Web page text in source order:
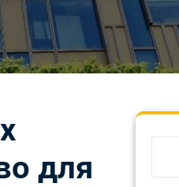
для